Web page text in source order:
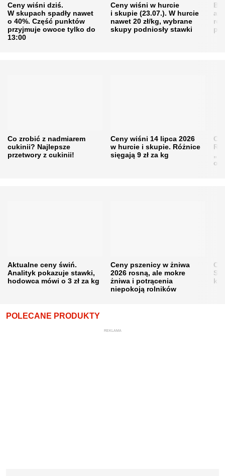
Ceny wiśni dziś.
W skupach spadły nawet
o 40%. Część punktów
przyjmuje owoce tylko do
13:00
Ceny wiśni w hurcie
i skupie (23.07.). W hurcie
nawet 20 zł/kg, wybrane
skupy podniosły stawki
Co zrobić z nadmiarem
cukinii? Najlepsze
przetwory z cukinii!
Ceny wiśni 14 lipca 2026
w hurcie i skupie. Różnice
sięgają 9 zł za kg
Aktualne ceny świń.
Analityk pokazuje stawki,
hodowca mówi o 3 zł za kg
Ceny pszenicy w żniwa
2026 rosną, ale mokre
żniwa i potrącenia
niepokoją rolników
POLECANE PRODUKTY
REKLAMA